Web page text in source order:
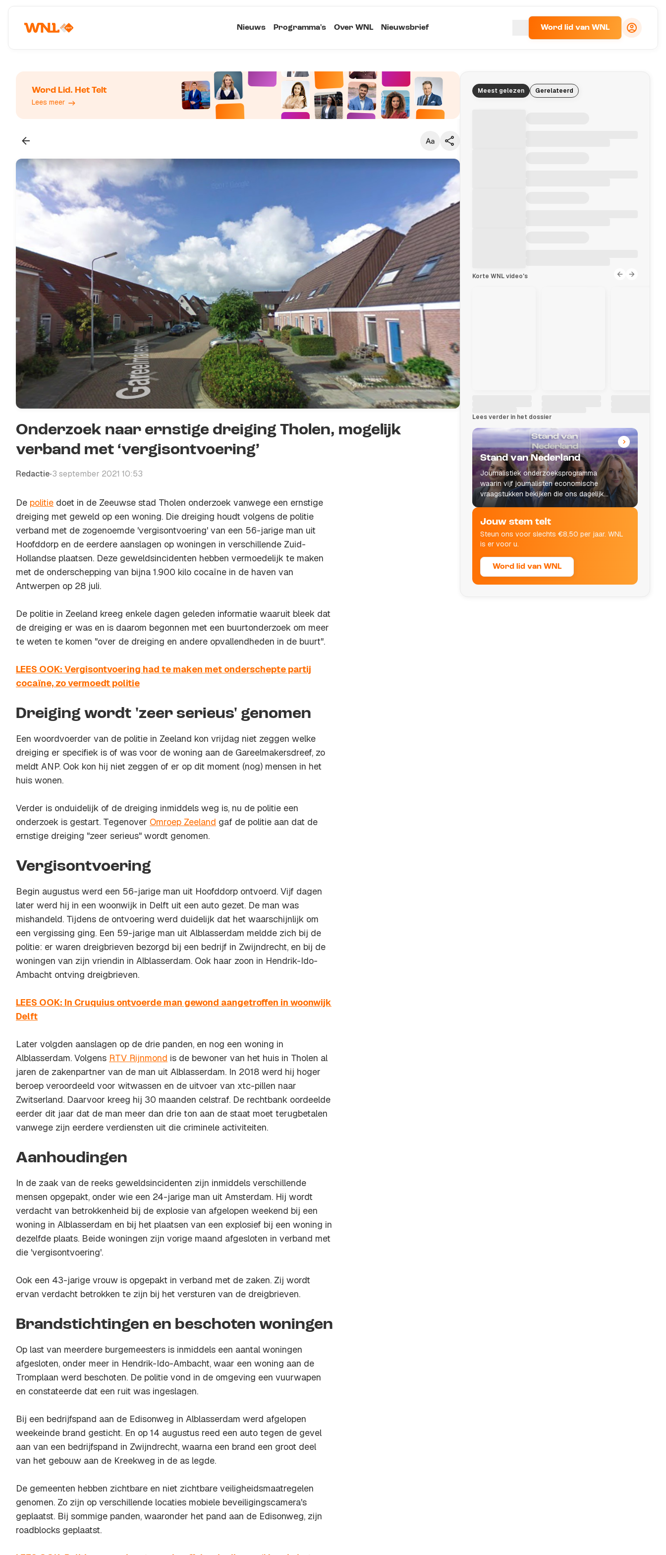
Nieuws Programma's Over WNL Nieuwsbrief Word lid van WNL
Word Lid. Het Telt
Lees meer
Groot
Onderzoek naar ernstige dreiging Tholen, mogelijk
verband met ‘vergisontvoering’
Redactie•3 september 2021 10:53
De politie doet in de Zeeuwse stad Tholen onderzoek vanwege een ernstige
dreiging met geweld op een woning. Die dreiging houdt volgens de politie
verband met de zogenoemde 'vergisontvoering' van een 56-jarige man uit
Hoofddorp en de eerdere aanslagen op woningen in verschillende Zuid-
Hollandse plaatsen. Deze geweldsincidenten hebben vermoedelijk te maken
met de onderschepping van bijna 1.900 kilo cocaïne in de haven van
Antwerpen op 28 juli.
De politie in Zeeland kreeg enkele dagen geleden informatie waaruit bleek dat
de dreiging er was en is daarom begonnen met een buurtonderzoek om meer
te weten te komen "over de dreiging en andere opvallendheden in de buurt".
LEES OOK: Vergisontvoering had te maken met onderschepte partij
cocaïne, zo vermoedt politie
Dreiging wordt 'zeer serieus' genomen
Een woordvoerder van de politie in Zeeland kon vrijdag niet zeggen welke
dreiging er specifiek is of was voor de woning aan de Gareelmakersdreef, zo
meldt ANP. Ook kon hij niet zeggen of er op dit moment (nog) mensen in het
huis wonen.
Verder is onduidelijk of de dreiging inmiddels weg is, nu de politie een
onderzoek is gestart. Tegenover Omroep Zeeland gaf de politie aan dat de
ernstige dreiging "zeer serieus" wordt genomen.
Vergisontvoering
Begin augustus werd een 56-jarige man uit Hoofddorp ontvoerd. Vijf dagen
later werd hij in een woonwijk in Delft uit een auto gezet. De man was
mishandeld. Tijdens de ontvoering werd duidelijk dat het waarschijnlijk om
een vergissing ging. Een 59-jarige man uit Alblasserdam meldde zich bij de
politie: er waren dreigbrieven bezorgd bij een bedrijf in Zwijndrecht, en bij de
woningen van zijn vriendin in Alblasserdam. Ook haar zoon in Hendrik-Ido-
Ambacht ontving dreigbrieven.
LEES OOK: In Cruquius ontvoerde man gewond aangetroffen in woonwijk
Delft
Later volgden aanslagen op de drie panden, en nog een woning in
Alblasserdam. Volgens RTV Rijnmond is de bewoner van het huis in Tholen al
jaren de zakenpartner van de man uit Alblasserdam. In 2018 werd hij hoger
beroep veroordeeld voor witwassen en de uitvoer van xtc-pillen naar
Zwitserland. Daarvoor kreeg hij 30 maanden celstraf. De rechtbank oordeelde
eerder dit jaar dat de man meer dan drie ton aan de staat moet terugbetalen
vanwege zijn eerdere verdiensten uit die criminele activiteiten.
Aanhoudingen
In de zaak van de reeks geweldsincidenten zijn inmiddels verschillende
mensen opgepakt, onder wie een 24-jarige man uit Amsterdam. Hij wordt
verdacht van betrokkenheid bij de explosie van afgelopen weekend bij een
woning in Alblasserdam en bij het plaatsen van een explosief bij een woning in
dezelfde plaats. Beide woningen zijn vorige maand afgesloten in verband met
die 'vergisontvoering'.
Ook een 43-jarige vrouw is opgepakt in verband met de zaken. Zij wordt
ervan verdacht betrokken te zijn bij het versturen van de dreigbrieven.
Brandstichtingen en beschoten woningen
Op last van meerdere burgemeesters is inmiddels een aantal woningen
afgesloten, onder meer in Hendrik-Ido-Ambacht, waar een woning aan de
Tromplaan werd beschoten. De politie vond in de omgeving een vuurwapen
en constateerde dat een ruit was ingeslagen.
Bij een bedrijfspand aan de Edisonweg in Alblasserdam werd afgelopen
weekeinde brand gesticht. En op 14 augustus reed een auto tegen de gevel
aan van een bedrijfspand in Zwijndrecht, waarna een brand een groot deel
van het gebouw aan de Kreekweg in de as legde.
De gemeenten hebben zichtbare en niet zichtbare veiligheidsmaatregelen
genomen. Zo zijn op verschillende locaties mobiele beveiligingscamera's
geplaatst. Bij sommige panden, waaronder het pand aan de Edisonweg, zijn
roadblocks geplaatst.
Meest gelezen Gerelateerd
Korte WNL video's
Lees verder in het dossier
Stand van Nederland
Journalistiek onderzoeksprogramma
waarin vijf journalisten economische
vraagstukken bekijken die ons dagelijks
leven raken.
Jouw stem telt
Steun ons voor slechts €8,50 per jaar. WNL
is er voor u.
Word lid van WNL